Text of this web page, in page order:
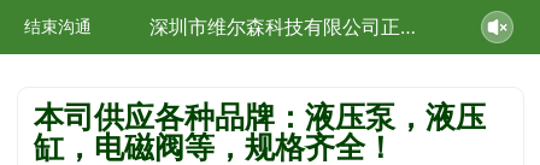
结束沟通 深圳市维尔森科技有限公司正在为您服务
本司供应各种品牌：液压泵，液压
缸，电磁阀等，规格齐全！